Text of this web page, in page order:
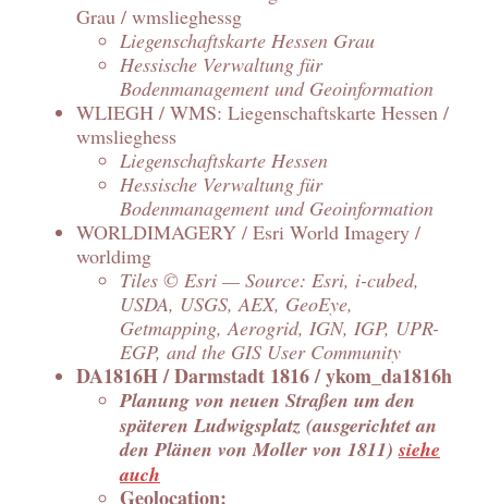
Grau / wmslieghessg
Liegenschaftskarte Hessen Grau
Hessische Verwaltung für
Bodenmanagement und Geoinformation
WLIEGH / WMS: Liegenschaftskarte Hessen /
wmslieghess
Liegenschaftskarte Hessen
Hessische Verwaltung für
Bodenmanagement und Geoinformation
WORLDIMAGERY / Esri World Imagery /
worldimg
Tiles © Esri — Source: Esri, i-cubed,
USDA, USGS, AEX, GeoEye,
Getmapping, Aerogrid, IGN, IGP, UPR-
EGP, and the GIS User Community
DA1816H / Darmstadt 1816 / ykom_da1816h
Planung von neuen Straßen um den
späteren Ludwigsplatz (ausgerichtet an
den Plänen von Moller von 1811)siehe
auch
Geolocation: